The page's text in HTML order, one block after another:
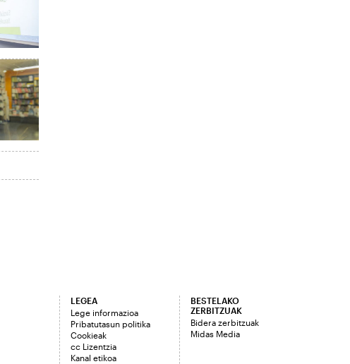
LEGEA
Lege informazioa
Pribatutasun politika
Cookieak
cc Lizentzia
Kanal etikoa
BESTELAKO
ZERBITZUAK
Bidera zerbitzuak
Midas Media